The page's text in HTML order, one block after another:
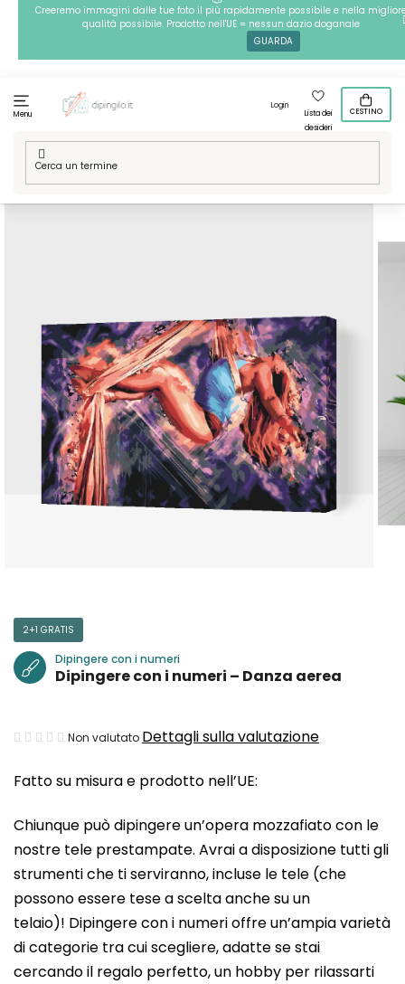
Passa
contenuto
Creeremo immagini dalle tue foto il più rapidamente possibile e nella
qualità possibile. Prodotto nell'UE = nessun dazio doganale
GUARDA
Menu
Login
Lista dei
desideri
CESTINO
Casa
/ Tecniche / Dipingere con i numeri / Dipingere con i
numeri – Danza aerea
Fatto su misura e prodotto nell’UE:
Chiunque può dipingere un’opera mozzafiato con le
nostre tele prestampate. Avrai a disposizione tutti gli
strumenti che ti serviranno, incluse le tele (che
possono essere tese a scelta anche su un
telaio)! Dipingere con i numeri offre un’ampia varietà
di categorie tra cui scegliere, adatte se stai
cercando il regalo perfetto, un hobby per rilassarti
2+1 GRATIS
Dipingere con i numeri
Dipingere con i numeri – Danza aerea
La
media
prodotto
è
0,0
su
5
stelle.
Non valutato Dettagli sulla valutazione